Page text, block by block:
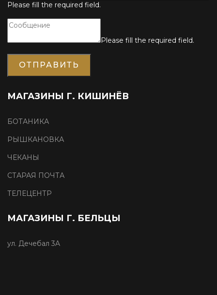
Please fill the required field.
Please fill the required field.
ОТПРАВИТЬ
МАГАЗИНЫ Г. КИШИНЁВ
БОТАНИКА
РЫШКАНОВКА
ЧЕКАНЫ
СТАРАЯ ПОЧТА
ТЕЛЕЦЕНТР
МАГАЗИНЫ Г. БЕЛЬЦЫ
ул. Дечебал 3A